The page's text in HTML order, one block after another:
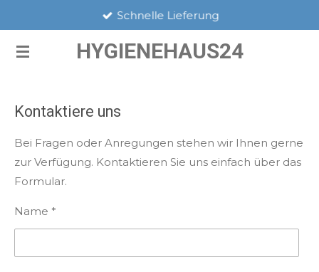
springen
HYGIENEHAUS24
Schnelle Lieferung
Kontaktiere uns
Bei Fragen oder Anregungen stehen wir Ihnen gerne
zur Verfügung. Kontaktieren Sie uns einfach über das
Formular.
Name *